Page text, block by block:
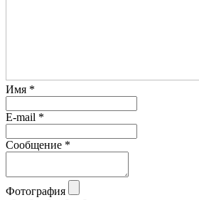
Имя *
E-mail *
Сообщение *
Фотография